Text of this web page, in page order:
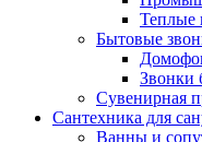
Теплые
Бытовые
Звонки
Сувенирная
Сантехника для
Ванны и